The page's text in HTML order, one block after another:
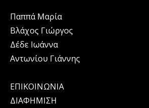
Παππά Μαρία
Βλάχος Γιώργος
Δέδε Ιωάννα
Αντωνίου Γιάννης
ΕΠΙΚΟΙΝΩΝΙΑ
ΔΙΑΦΗΜΙΣΗ